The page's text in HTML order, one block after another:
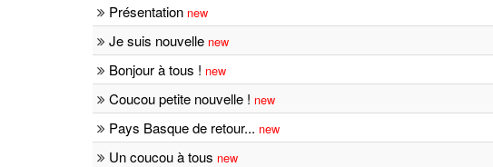
Présentation new
Je suis nouvelle new
Bonjour à tous ! new
Coucou petite nouvelle ! new
Pays Basque de retour... new
Un coucou à tous new